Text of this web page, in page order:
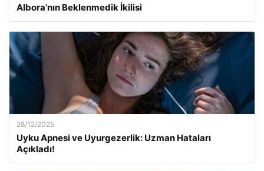
Albora’nın Beklenmedik İkilisi
28/12/2025
Uyku Apnesi ve Uyurgezerlik: Uzman Hataları
Açıkladı!